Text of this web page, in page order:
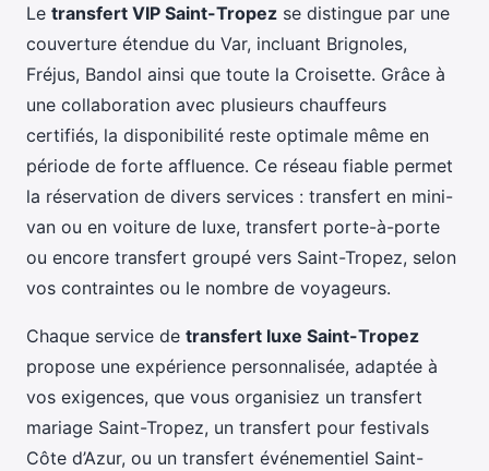
Le transfert VIP Saint-Tropez se distingue par une
couverture étendue du Var, incluant Brignoles,
Fréjus, Bandol ainsi que toute la Croisette. Grâce à
une collaboration avec plusieurs chauffeurs
certifiés, la disponibilité reste optimale même en
période de forte affluence. Ce réseau fiable permet
la réservation de divers services : transfert en mini-
van ou en voiture de luxe, transfert porte-à-porte
ou encore transfert groupé vers Saint-Tropez, selon
vos contraintes ou le nombre de voyageurs.
Chaque service de transfert luxe Saint-Tropez
propose une expérience personnalisée, adaptée à
vos exigences, que vous organisiez un transfert
mariage Saint-Tropez, un transfert pour festivals
Côte d’Azur, ou un transfert événementiel Saint-